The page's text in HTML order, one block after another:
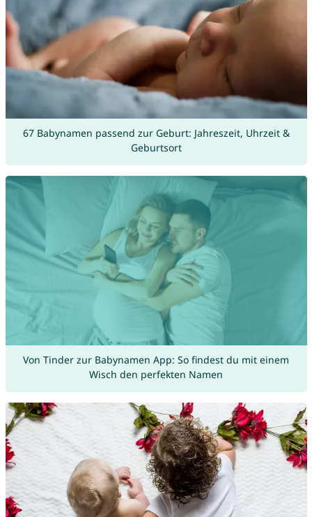
67 Babynamen passend zur Geburt: Jahreszeit, Uhrzeit &
Geburtsort
Von Tinder zur Babynamen App: So findest du mit einem
Wisch den perfekten Namen